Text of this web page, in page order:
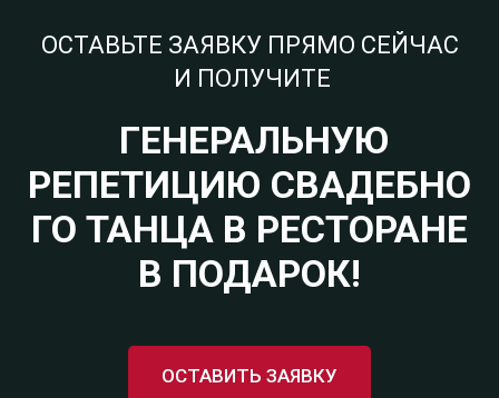
ОСТАВЬТЕ ЗАЯВКУ ПРЯМО СЕЙЧАС
И ПОЛУЧИТЕ
ГЕНЕРАЛЬНУЮ
РЕПЕТИЦИЮ СВАДЕБНО
ГО ТАНЦА В РЕСТОРАНЕ
В ПОДАРОК!
ОСТАВИТЬ ЗАЯВКУ